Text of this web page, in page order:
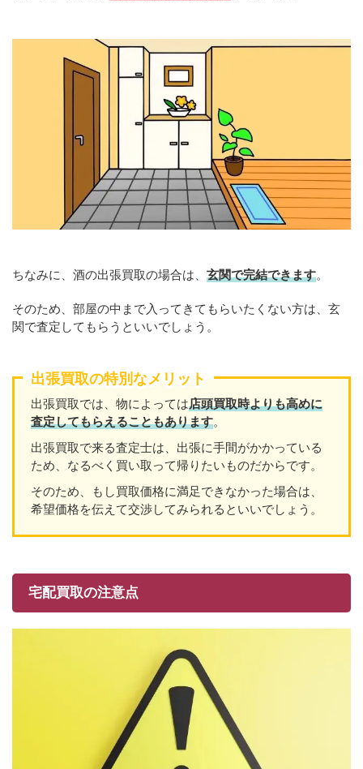
ちなみに、酒の出張買取の場合は、 玄関で完結できます。
そのため、部屋の中まで入ってきてもらいたくない方は、玄
関で査定してもらうといいでしょう。
出張買取の特別なメリット
出張買取では、物によっては店頭買取時よりも高めに
査定してもらえることもあります。
出張買取で来る査定士は、出張に手間がかかっている
ため、なるべく買い取って帰りたいものだからです。
そのため、もし買取価格に満足できなかった場合は、
希望価格を伝えて交渉してみられるといいでしょう。
宅配買取の注意点